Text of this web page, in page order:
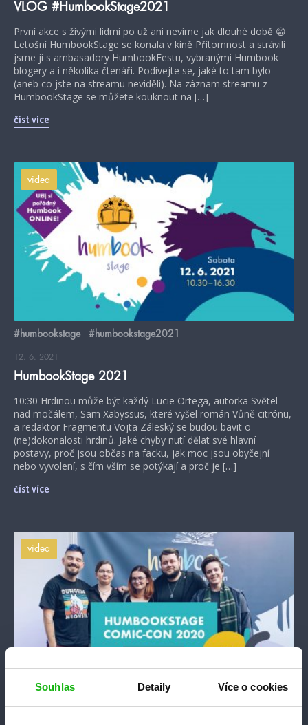
Souhlas Detaily Více o cookies
VLOG #HumbookStage2021
První akce s živými lidmi po už ani nevíme jak dlouhé době 😁
Letošní HumbookStage se konala v kině Přítomnost a strávili
jsme ji s ambasadory HumbookFestu, vybranými Humbook
blogery a i několika čtenáři. Podívejte se, jaké to tam bylo
(aneb co jste na streamu neviděli). Na záznam streamu z
HumbookStage se můžete kouknout na […]
číst více
videa
#humbookstage #humbookstage2021
12. 6. 2021
HumbookStage 2021
10:30 Hrdinou může být každý Lucie Ortega, autorka Světel
nad močálem, Sam Xabyssus, které vyšel román Vůně citrónu,
a redaktor Fragmentu Vojta Záleský se budou bavit o
(ne)dokonalosti hrdinů. Jaké chyby nutí dělat své hlavní
postavy, proč jsou občas na facku, jak moc jsou obyčejní
nebo vyvolení, s čím vším se potýkají a proč je […]
číst více
videa